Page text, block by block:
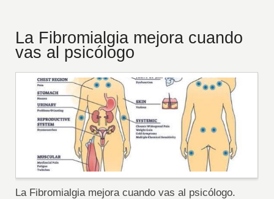
La Fibromialgia mejora cuando
vas al psicólogo
La Fibromialgia mejora cuando vas al psicólogo.